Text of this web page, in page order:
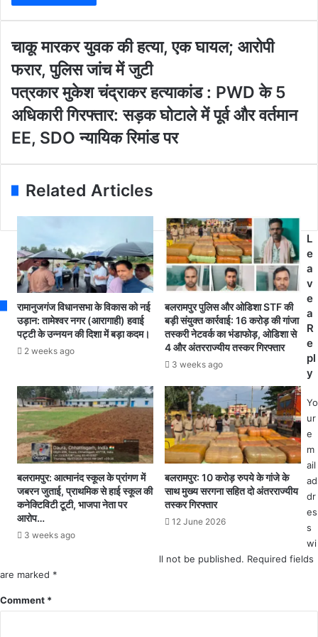
o
r
E
m
a
i
l
चा
मा
र
र
यु
व
क
क
घा
ल
आ
रा
लि
स
जां
च
जु
टी
चाकू मारकर युवक की हत्या, एक घायल; आरोपी
फरार, पुलिस जांच में जुटी
प
का
र
के
त्या
कां
अ
धि
का
री
गि
फ्ता
घो
ले
पत्रकार मुकेश चंद्राकर हत्याकांड : PWD के 5
अधिकारी गिरफ्तार: सड़क घोटाले में पूर्व और वर्तमान
EE, SDO न्यायिक रिमांड पर
Related Articles
रामानुजगंज विधानसभा के विकास को नई
उड़ान: तामेश्वर नगर (आरागाही) हवाई
पट्टी के उन्नयन की दिशा में बड़ा कदम।
2 weeks ago
बलरामपुर पुलिस और ओडिशा STF की
बड़ी संयुक्त कार्रवाई: 16 करोड़ की गांजा
तस्करी नेटवर्क का भंडाफोड़, ओडिशा से
4 और अंतरराज्यीय तस्कर गिरफ्तार
3 weeks ago
बलरामपुर: आत्मानंद स्कूल के प्रांगण में
जबरन जुताई, प्राथमिक से हाई स्कूल की
कनेक्टिविटी टूटी, भाजपा नेता पर
आरोप…
3 weeks ago
बलरामपुर: 10 करोड़ रुपये के गांजे के
साथ मुख्य सरगना सहित दो अंतरराज्यीय
तस्कर गिरफ्तार
12 June 2026
L
e
a
v
e
a
R
e
pl
y
Yo
ur
e
m
ail
ad
dr
es
s
wi
ll not be published. Required fields
are marked *
Comment *